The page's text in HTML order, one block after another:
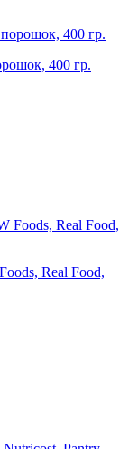
400 гр.
Real Food,